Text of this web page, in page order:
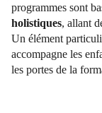
programmes sont
holistiques, allant
Un élément
accompagne les
les portes de la